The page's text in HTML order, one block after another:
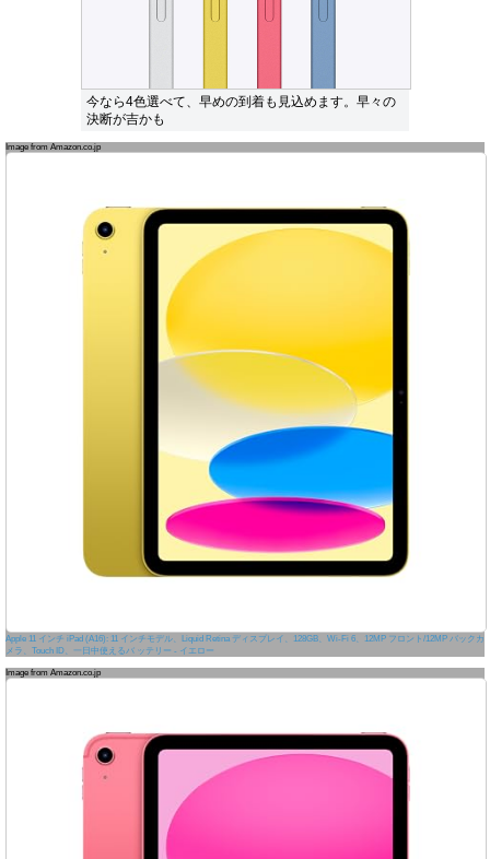
今なら4色選べて、早めの到着も見込めます。早々の
決断が吉かも
Image from Amazon.co.jp
Apple 11 インチ iPad (A16): 11 インチモデル、Liquid Retina ディスプレイ、128GB、Wi-Fi 6、12MP フロント/12MP バックカ
メラ、Touch ID、一日中使えるバ ッテリー - イエロー
Image from Amazon.co.jp